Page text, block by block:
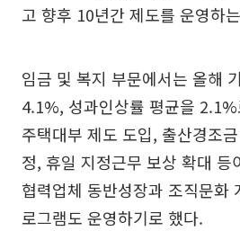
고 향후 10년간 제도를 운영하
임금 및 복지 부문에서는 올해
4.1%, 성과인상률 평균을
주택대부 제도 도입, 출산경조
정, 휴일 지정근무 보상 확대 등
협력업체 동반성장과 조직문화
로그램도 운영하기로 했다.